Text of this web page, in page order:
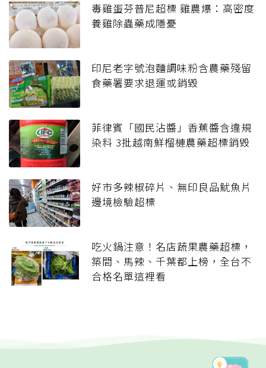
毒雞蛋芬普尼超標 雞農爆：高密度
養雞除蟲藥成隱憂
印尼老字號泡麵調味粉含農藥殘留
食藥署要求退運或銷毀
菲律賓「國民沾醬」香蕉醬含違規
染料 3批越南鮮榴槤農藥超標銷毀
好市多辣椒碎片、無印良品魷魚片
邊境檢驗超標
吃火鍋注意！名店蔬果農藥超標，
築間、馬辣、千葉都上榜，全台不
合格名單這裡看